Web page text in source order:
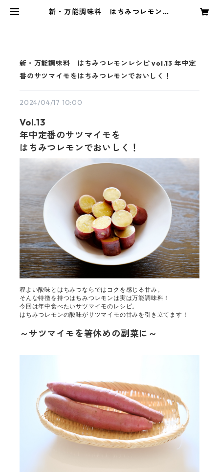
新・万能調味料 はちみつレモンレ
新・万能調味料 はちみつレモンレシピ vol.13 年中定
番のサツマイモをはちみつレモンでおいしく！
2024/04/17 10:00
Vol.13
年中定番のサツマイモを
はちみつレモンでおいしく！
程よい酸味とはちみつならではコクを感じる甘み。
そんな特徴を持つはちみつレモンは実は万能調味料！
今回は年中食べたいサツマイモのレシピ。
はちみつレモンの酸味がサツマイモの甘みを引き立てます！
～サツマイモを箸休めの副菜に～